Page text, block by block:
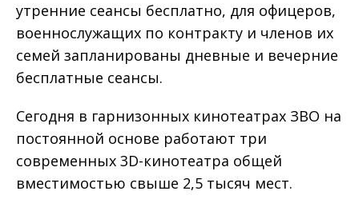
утренние сеансы бесплатно, для офицеров,
военнослужащих по контракту и членов их
семей запланированы дневные и вечерние
бесплатные сеансы.
Сегодня в гарнизонных кинотеатрах ЗВО на
постоянной основе работают три
современных 3D-кинотеатра общей
вместимостью свыше 2,5 тысяч мест.